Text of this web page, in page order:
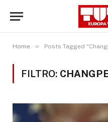
Home » Posts Tagged
FILTRO: